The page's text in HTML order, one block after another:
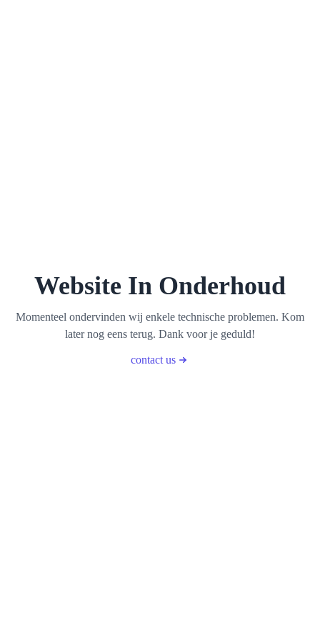
Website In Onderhoud
Momenteel ondervinden wij enkele technische problemen. Kom
later nog eens terug. Dank voor je geduld!
contact us